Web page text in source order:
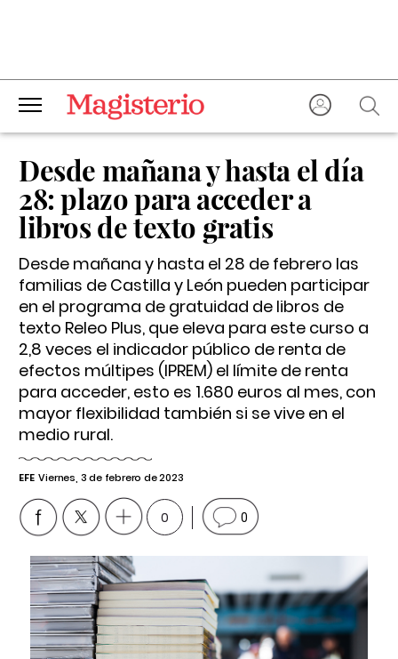
Desde mañana y hasta el día
28: plazo para acceder a
libros de texto gratis
Desde mañana y hasta el 28 de febrero las
familias de Castilla y León pueden participar
en el programa de gratuidad de libros de
texto Releo Plus, que eleva para este curso a
2,8 veces el indicador público de renta de
efectos múltipes (IPREM) el límite de renta
para acceder, esto es 1.680 euros al mes, con
mayor flexibilidad también si se vive en el
medio rural.
EFE Viernes, 3 de febrero de 2023
0 0